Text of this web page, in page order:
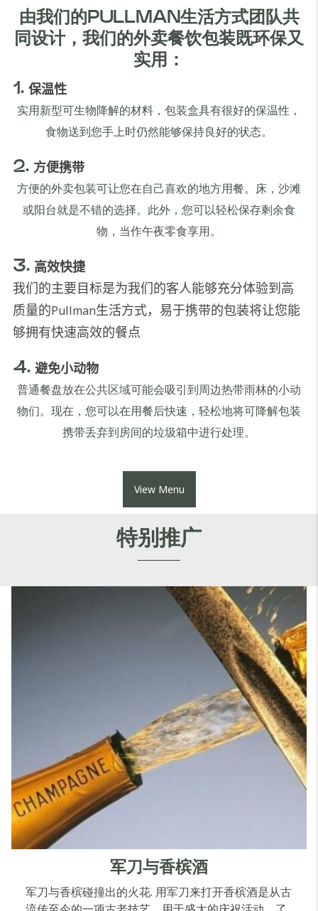
由我们的PULLMAN生活方式团队共
同设计，我们的外卖餐饮包装既环保又
实用：
1. 保温性
实用新型可生物降解的材料，包装盒具有很好的保温性，
食物送到您手上时仍然能够保持良好的状态。
2. 方便携带
方便的外卖包装可让您在自己喜欢的地方用餐。床，沙滩
或阳台就是不错的选择。此外，您可以轻松保存剩余食
物，当作午夜零食享用。
3. 高效快捷
我们的主要目标是为我们的客人能够充分体验到高
质量的Pullman生活方式， 易于携带的包装将让您能
够拥有快速高效的餐点
4. 避免小动物
普通餐盘放在公共区域可能会吸引到周边热带雨林的小动
物们。现在，您可以在用餐后快速，轻松地将可降解包装
携带丢弃到房间的垃圾箱中进行处理。
View Menu
特别推广
军刀与香槟酒
军刀与香槟碰撞出的火花. 用军刀来打开香槟酒是从古